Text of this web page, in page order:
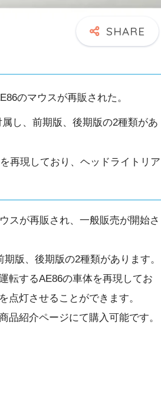
のマウスが再販された。
し、前期版、後期版の2種類があ
再現しており、ヘッドライトリア
スが再販され、一般販売が開始さ
版、後期版の2種類があります。
転するAE86の車体を再現してお
点灯させることができます。
紹介ページにて購入可能です。